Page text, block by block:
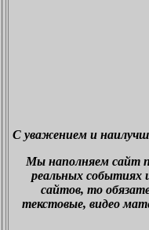
С уважением и
Мы наполняем сайт
реальных событиях
сайтов, то
текстовые, видео